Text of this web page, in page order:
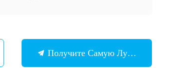
Получите Самую Лучшую Цену